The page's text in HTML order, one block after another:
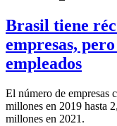
Brasil tiene
empresas,
empleados
El número de empresas
millones en 2019 hasta
millones en 2021.